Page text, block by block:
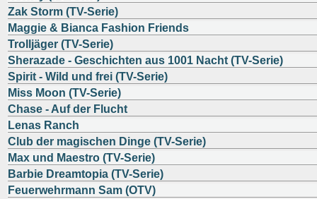
Zak Storm (TV-Serie)
Maggie & Bianca Fashion Friends
Trolljäger (TV-Serie)
Sherazade - Geschichten aus 1001 Nacht (TV-Serie)
Spirit - Wild und frei (TV-Serie)
Miss Moon (TV-Serie)
Chase - Auf der Flucht
Lenas Ranch
Club der magischen Dinge (TV-Serie)
Max und Maestro (TV-Serie)
Barbie Dreamtopia (TV-Serie)
Feuerwehrmann Sam (OTV)